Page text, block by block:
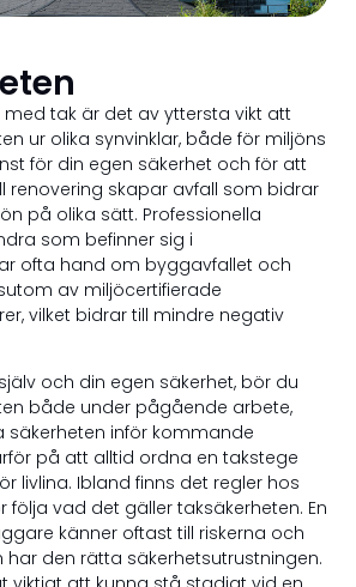
tak är det av yttersta vikt att
ur olika synvinklar, både för miljöns
för din egen säkerhet och för att
renovering skapar avfall som bidrar
på olika sätt. Professionella
som befinner sig i
ofta hand om byggavfallet och
av miljöcertifierade
vilket bidrar till mindre negativ
och din egen säkerhet, bör du
både under pågående arbete,
säkerheten inför kommande
på att alltid ordna en takstege
livlina. Ibland finns det regler hos
följa vad det gäller taksäkerheten. En
känner oftast till riskerna och
den rätta säkerhetsutrustningen.